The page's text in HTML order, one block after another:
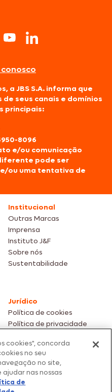
a JBS S.A. informa que
seus canais e domínios
principais:
8096
e/ou comunicação
pode ser
ou uma tentativa de
Institucional
Outras Marcas
Imprensa
Instituto J&F
Sobre nós
Sustentabilidade
Jurídico
Política de cookies
Política de privacidade
válidas enquanto durarem os
sujeitas a análise e confirmação
pagamento são válidos
em nossos parceiros.
cookies", concorda
no seu
no site,
nas nossas
de